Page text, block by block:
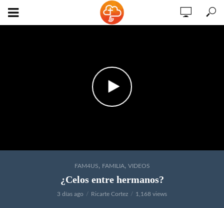
FAM4US, FAMILIA, VIDEOS
¿Celos entre hermanos?
3 días ago Ricarte Cortez 1,168 views